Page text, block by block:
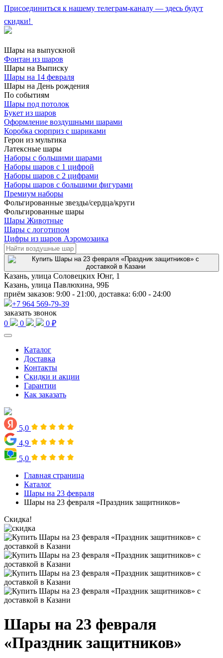
Присоединиться к нашему телеграм-каналу — здесь будут
скидки!
Шары на выпускной
Фонтан из шаров
Шары на Выписку
Шары на 14 февраля
Шары на День рождения
По событиям
Шары под потолок
Букет из шаров
Оформление воздушными шарами
Коробка сюрприз с шариками
Герои из мультика
Латексные шары
Наборы с большими шарами
Наборы шаров с 1 цифрой
Наборы шаров с 2 цифрами
Наборы шаров с большими фигурами
Премиум наборы
Фольгированные звезды/сердца/круги
Фольгированные шары
Шары Животные
Шары с логотипом
Цифры из шаров Аэромозаика
Казань, улица Соловецких Юнг, 1
Казань, улица Павлюхина, 99Б
приём заказов: 9:00 - 21:00, доставка: 6:00 - 24:00
+7 964 569-79-39
заказать звонок
0
0 0 ₽
Каталог
Доставка
Контакты
Скидки и акции
Гарантии
Как заказать
5,0
4,9
5,0
Главная страница
Каталог
Шары на 23 февраля
Шары на 23 февраля «Праздник защитников»
Скидка!
Шары на 23 февраля
«Праздник защитников»